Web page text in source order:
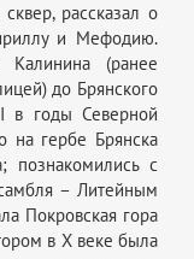
рассказал о
и Мефодию.
(ранее
до Брянского
в годы Северной
на гербе Брянска
познакомились с
– Литейным
Покровская гора
в X веке была